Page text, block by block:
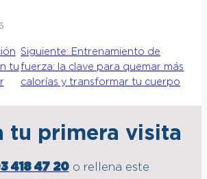
tu
Siguiente: Entrenamiento de
fuerza: la clave para quemar más
calorías y transformar tu cuerpo
tu primera visita
418 47 20o rellena este